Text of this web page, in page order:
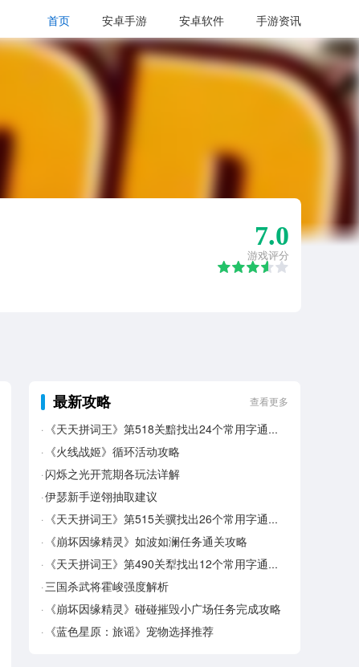
首页 安卓手游 安卓软件 手游资讯
7.0
游戏评分
最新攻略 查看更多
《天天拼词王》第518关黯找出24个常用字通关攻略
《火线战姬》循环活动攻略
闪烁之光开荒期各玩法详解
伊瑟新手逆翎抽取建议
《天天拼词王》第515关骥找出26个常用字通关攻略
《崩坏因缘精灵》如波如澜任务通关攻略
《天天拼词王》第490关犁找出12个常用字通关攻略
三国杀武将霍峻强度解析
《崩坏因缘精灵》碰碰摧毁小广场任务完成攻略
《蓝色星原：旅谣》宠物选择推荐